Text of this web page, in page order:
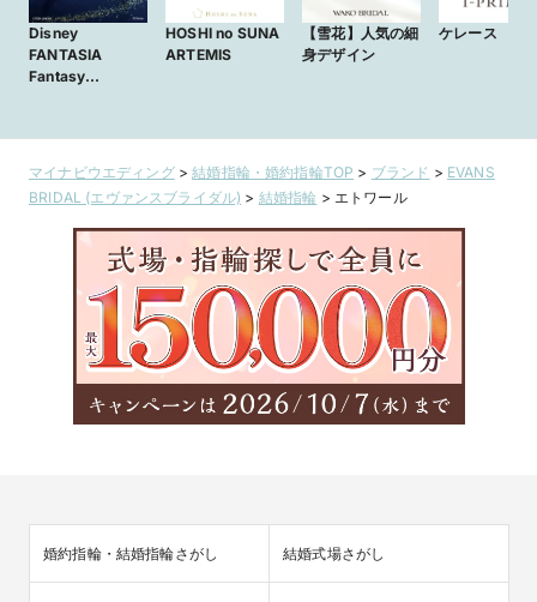
Disney
FANTASIA
Fantasy
HOSHI no SUNA
ARTEMIS
【雪花】人気の細
身デザイン
ケレース
マイナビウエディング>結婚指輪・婚約指輪TOP > ブランド > EVANS
BRIDAL (エヴァンスブライダル) > 結婚指輪 > エトワール
婚約指輪・結婚指輪さがし 結婚式場さがし